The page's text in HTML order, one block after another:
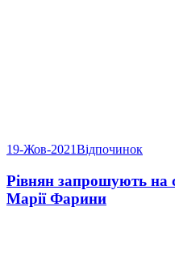
19-Жов-2021Відпочинок
Рівнян запрошують на
Марії Фарини